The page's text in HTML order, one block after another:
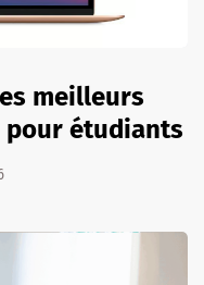
meilleurs
étudiants